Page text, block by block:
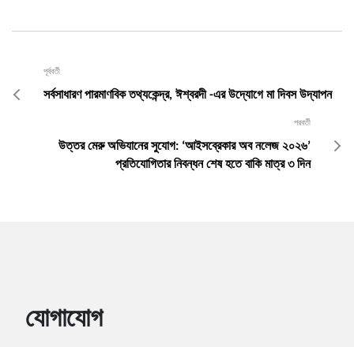
পূর্ববর্তী
সর্বসাধারণ পারমাণবিক তথ্যকেন্দ্র, ঈশ্বরদী -এর উদ্যোগে মা দিবস উদ্‌যাপন
পরবর্তী
উত্তর মেরু অভিযানের সুযোগ: ‘আইসব্রেকার অব নলেজ ২০২৬’
প্রতিযোগিতার নিবন্ধন শেষ হতে বাকি মাত্র ৩ দিন
যোগাযোগ